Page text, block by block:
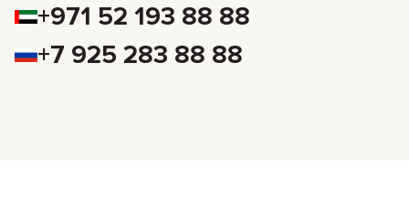
+971 52 193 88 88
+7 925 283 88 88